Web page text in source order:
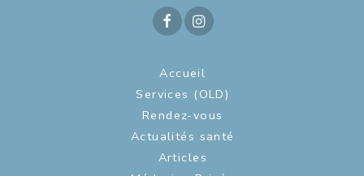
Accueil
Services (OLD)
Rendez-vous
Actualités santé
Articles